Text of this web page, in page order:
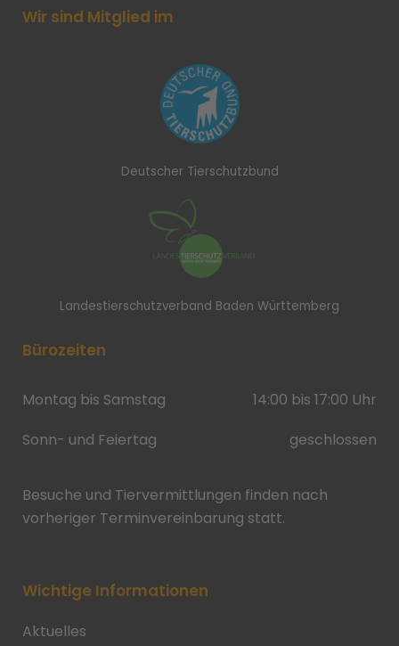
Wir sind Mitglied im
Deutscher Tierschutzbund
Landestierschutzverband Baden Württemberg
Bürozeiten
Montag bis Samstag
14:00 bis 17:00 Uhr
Sonn- und Feiertag
geschlossen
Besuche und Tiervermittlungen finden nach
vorheriger Terminvereinbarung statt.
Wichtige Informationen
Aktuelles